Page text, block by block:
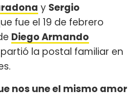
y Sergio
fue el 19 de febrero
Diego Armando
la postal familiar en
nos une el mismo amor